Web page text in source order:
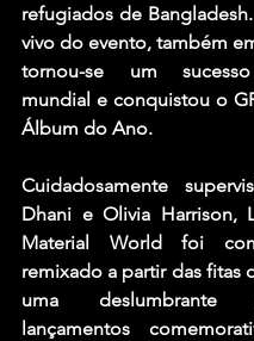
refugiados de
vivo do evento, também
tornou-se um
mundial e conquistou o
Álbum do Ano.
Cuidadosamente
Dhani e Olivia Harrison,
Material World foi
remixado a partir das fitas
uma
lançamentos